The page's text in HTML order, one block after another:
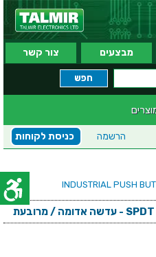
מבצעים צור קשר
כניסת לקוחות הרשמה